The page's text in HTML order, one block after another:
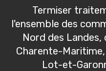
Termiser
l'ensemble des
Nord des Landes,
Charente-
Lot-et-